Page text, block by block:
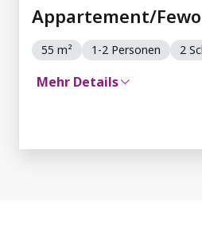
Appartement/Fewo
55 m² 1-2 Personen 2
Mehr Details